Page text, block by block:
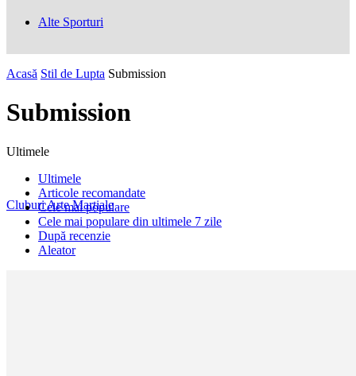
Cluburi Arte Marțiale
Alte Sporturi
Acasă Stil de Lupta Submission
Submission
Ultimele
Ultimele
Articole recomandate
Cele mai populare
Cele mai populare din ultimele 7 zile
După recenzie
Aleator